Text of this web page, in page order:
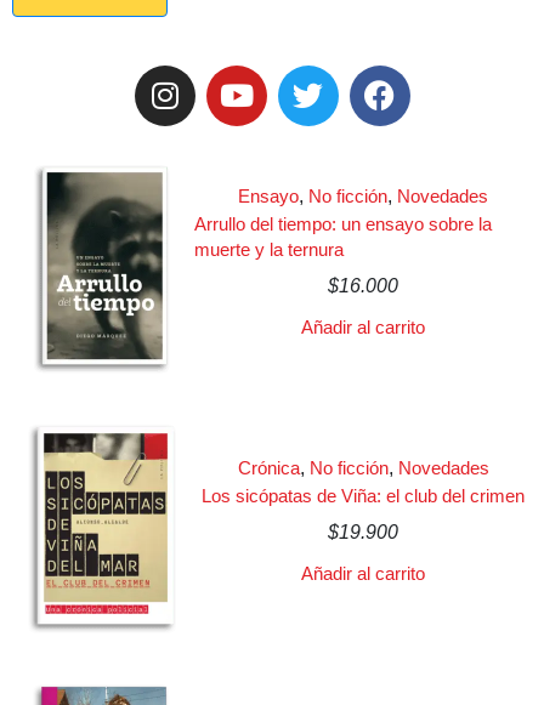
Ensayo, No ficción, Novedades
Arrullo del tiempo: un ensayo sobre la
muerte y la ternura
$16.000
Añadir al carrito
Crónica, No ficción, Novedades
Los sicópatas de Viña: el club del crimen
$19.900
Añadir al carrito